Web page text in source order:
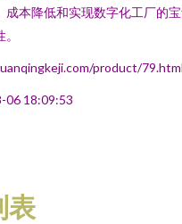
本降低和实现数字化工厂的
product/
06 18:09:53
表